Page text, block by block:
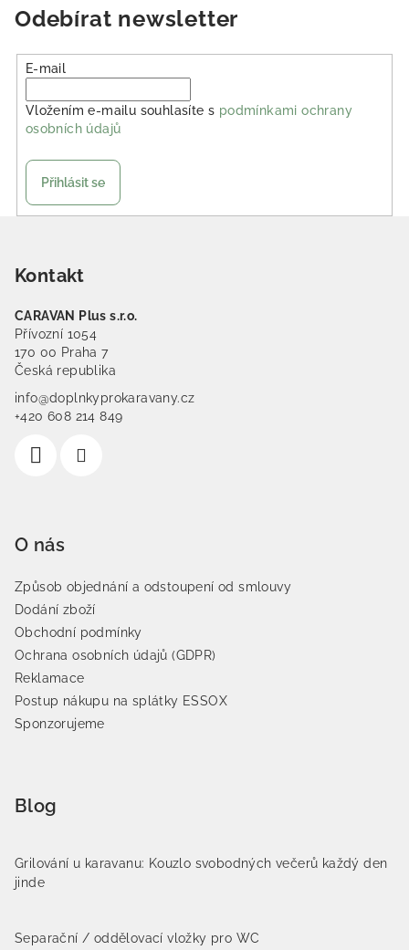
Odebírat newsletter
E-mail
Vložením e-mailu souhlasíte s podmínkami ochrany
osobních údajů
Přihlásit se
Kontakt
CARAVAN Plus s.r.o.
Přívozní 1054
170 00 Praha 7
Česká republika
info@doplnkyprokaravany.cz
+420 608 214 849
O nás
Způsob objednání a odstoupení od smlouvy
Dodání zboží
Obchodní podmínky
Ochrana osobních údajů (GDPR)
Reklamace
Postup nákupu na splátky ESSOX
Sponzorujeme
Blog
Grilování u karavanu: Kouzlo svobodných večerů každý den
jinde
Separační / oddělovací vložky pro WC